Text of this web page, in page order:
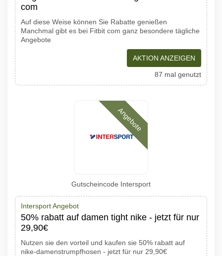
com
Auf diese Weise können Sie Rabatte genießen
Manchmal gibt es bei Fitbit com ganz besondere tägliche
Angebote
AKTION ANZEIGEN
87 mal genutzt
Angebote
Gutscheincode Intersport
Intersport Angebot
50% rabatt auf damen tight nike - jetzt für nur
29,90€
Nutzen sie den vorteil und kaufen sie 50% rabatt auf
nike-damenstrumpfhosen - jetzt für nur 29,90€